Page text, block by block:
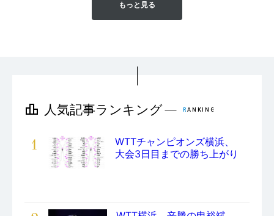
もっと見る
1
WTTチャンピオンズ横浜、
大会3日目までの勝ち上がり